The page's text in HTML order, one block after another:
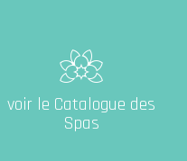
voir le Catalogue des
Spas